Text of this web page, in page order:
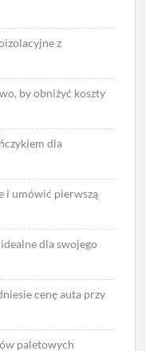
z
by obniżyć koszty
dla
i umówić pierwszą
dla swojego
cenę auta przy
paletowych